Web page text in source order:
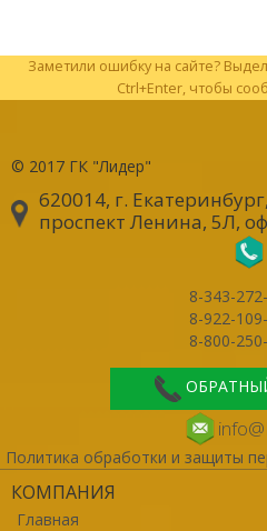
Заметили ошибку на сайте?
Ctrl+Enter, чтобы
© 2017 ГК "Лидер"
620014, г. Екатеринбург,
проспект Ленина, 5Л,
8-343-
8-922-
8-800-
Политика обработки и защиты
КОМПАНИЯ
Главная